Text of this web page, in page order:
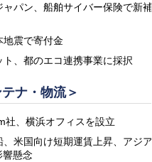
ャパン、船舶サイバー保険で新補
地震で寄付金
ト、都のエコ連携事業に採択
ナ・物流＞
社、横浜オフィスを設立
、米国向け短期運賃上昇、アジア
響懸念